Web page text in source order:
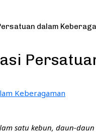
dalam
satu kebun, daun-